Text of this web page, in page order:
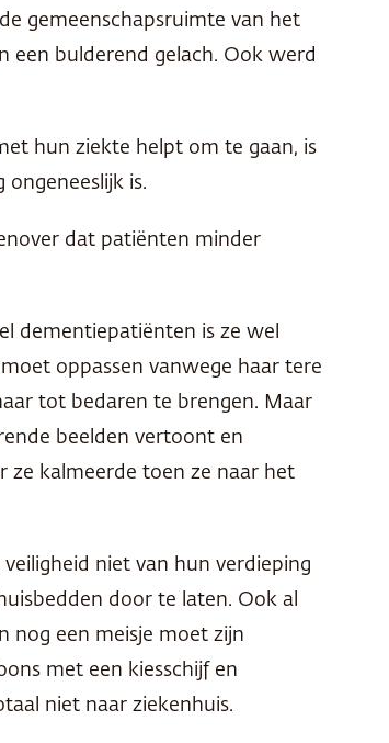
gemeenschapsruimte van het
een bulderend gelach. Ook werd
hun ziekte helpt om te gaan, is
is.
dat patiënten minder
dementiepatiënten is ze wel
oppassen vanwege haar tere
tot bedaren te brengen. Maar
beelden vertoont en
ze kalmeerde toen ze naar het
niet van hun verdieping
door te laten. Ook al
nog een meisje moet zijn
met een kiesschijf en
niet naar ziekenhuis.